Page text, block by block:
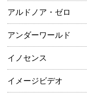
アルドノア・ゼロ
アンダーワールド
イノセンス
イメージビデオ